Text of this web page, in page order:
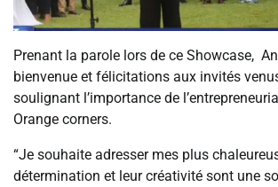
Prenant la parole lors de ce Showcase,
bienvenue et félicitations aux invités
soulignant l’importance de
Orange corners.
“Je souhaite adresser mes plus
détermination et leur créativité sont une